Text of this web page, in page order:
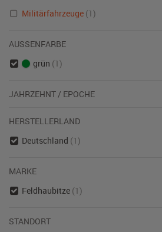
Militärfahrzeuge (1)
AUSSENFARBE
grün (1)
JAHRZEHNT / EPOCHE
HERSTELLERLAND
Deutschland (1)
MARKE
Feldhaubitze (1)
STANDORT